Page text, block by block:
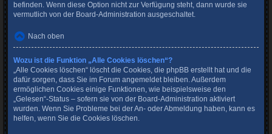
befinden. Wenn diese Option nicht zur Verfügung steht, dann wurde sie
vermutlich von der Board-Administration ausgeschaltet.
Nach oben
Wozu ist die Funktion „Alle Cookies löschen“?
„Alle Cookies löschen“ löscht die Cookies, die phpBB erstellt hat und die
dafür sorgen, dass Sie im Forum angemeldet bleiben. Außerdem
ermöglichen Cookies einige Funktionen, wie beispielsweise den
„Gelesen“-Status – sofern sie von der Board-Administration aktiviert
wurden. Wenn Sie Probleme bei der An- oder Abmeldung haben, kann es
helfen, wenn Sie die Cookies löschen.